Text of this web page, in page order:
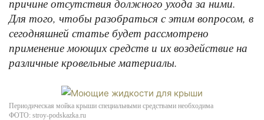
причине отсутствия должного ухода за ними.
Для того, чтобы разобраться с этим вопросом, в
сегодняшней статье будет рассмотрено
применение моющих средств и их воздействие на
различные кровельные материалы.
Периодическая мойка крыши специальными средствами необходима
ФОТО: stroy-podskazka.ru